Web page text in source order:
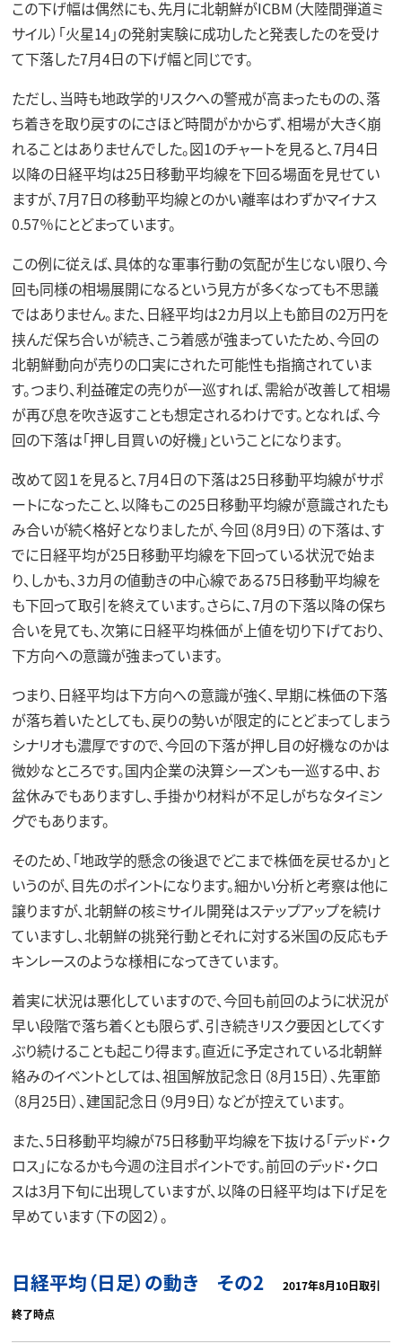
この下げ幅は偶然にも、先月に北朝鮮がICBM（大陸間弾道ミ
サイル）「火星14」の発射実験に成功したと発表したのを受け
て下落した7月4日の下げ幅と同じです。
ただし、当時も地政学的リスクへの警戒が高まったものの、落
ち着きを取り戻すのにさほど時間がかからず、相場が大きく崩
れることはありませんでした。図1のチャートを見ると、7月4日
以降の日経平均は25日移動平均線を下回る場面を見せてい
ますが、7月7日の移動平均線とのかい離率はわずかマイナス
0.57％にとどまっています。
この例に従えば、具体的な軍事行動の気配が生じない限り、今
回も同様の相場展開になるという見方が多くなっても不思議
ではありません。また、日経平均は2カ月以上も節目の2万円を
挟んだ保ち合いが続き、こう着感が強まっていたため、今回の
北朝鮮動向が売りの口実にされた可能性も指摘されていま
す。つまり、利益確定の売りが一巡すれば、需給が改善して相場
が再び息を吹き返すことも想定されるわけです。となれば、今
回の下落は「押し目買いの好機」ということになります。
改めて図１を見ると、7月4日の下落は25日移動平均線がサポ
ートになったこと、以降もこの25日移動平均線が意識されたも
み合いが続く格好となりましたが、今回（8月9日）の下落は、す
でに日経平均が25日移動平均線を下回っている状況で始ま
り、しかも、3カ月の値動きの中心線である75日移動平均線を
も下回って取引を終えています。さらに、7月の下落以降の保ち
合いを見ても、次第に日経平均株価が上値を切り下げており、
下方向への意識が強まっています。
つまり、日経平均は下方向への意識が強く、早期に株価の下落
が落ち着いたとしても、戻りの勢いが限定的にとどまってしまう
シナリオも濃厚ですので、今回の下落が押し目の好機なのかは
微妙なところです。国内企業の決算シーズンも一巡する中、お
盆休みでもありますし、手掛かり材料が不足しがちなタイミン
グでもあります。
そのため、「地政学的懸念の後退でどこまで株価を戻せるか」と
いうのが、目先のポイントになります。細かい分析と考察は他に
譲りますが、北朝鮮の核ミサイル開発はステップアップを続け
ていますし、北朝鮮の挑発行動とそれに対する米国の反応もチ
キンレースのような様相になってきています。
着実に状況は悪化していますので、今回も前回のように状況が
早い段階で落ち着くとも限らず、引き続きリスク要因としてくす
ぶり続けることも起こり得ます。直近に予定されている北朝鮮
絡みのイベントとしては、祖国解放記念日（8月15日）、先軍節
（8月25日）、建国記念日（9月9日）などが控えています。
また、5日移動平均線が75日移動平均線を下抜ける「デッド・ク
ロス」になるかも今週の注目ポイントです。前回のデッド・クロ
スは3月下旬に出現していますが、以降の日経平均は下げ足を
早めています（下の図２）。
日経平均（日足）の動き その2
2017年8月10日取引
終了時点